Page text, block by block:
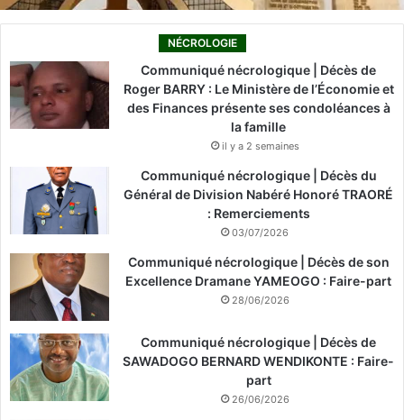
NÉCROLOGIE
Communiqué nécrologique | Décès de
Roger BARRY : Le Ministère de l’Économie et
des Finances présente ses condoléances à
la famille
il y a 2 semaines
Communiqué nécrologique | Décès du
Général de Division Nabéré Honoré TRAORÉ
: Remerciements
03/07/2026
Communiqué nécrologique | Décès de son
Excellence Dramane YAMEOGO : Faire-part
28/06/2026
Communiqué nécrologique | Décès de
SAWADOGO BERNARD WENDIKONTE : Faire-
part
26/06/2026